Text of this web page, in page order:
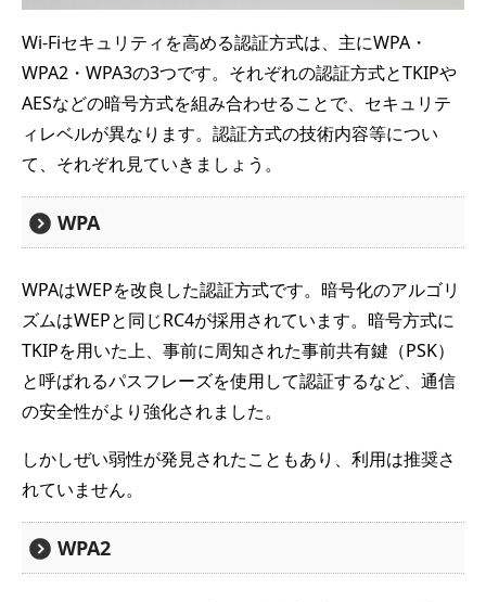
Wi-Fiセキュリティを高める認証方式は、主にWPA・
WPA2・WPA3の3つです。それぞれの認証方式とTKIPや
AESなどの暗号方式を組み合わせることで、セキュリテ
ィレベルが異なります。認証方式の技術内容等につい
て、それぞれ見ていきましょう。
WPA
WPAはWEPを改良した認証方式です。暗号化のアルゴリ
ズムはWEPと同じRC4が採用されています。暗号方式に
TKIPを用いた上、事前に周知された事前共有鍵（PSK）
と呼ばれるパスフレーズを使用して認証するなど、通信
の安全性がより強化されました。
しかしぜい弱性が発見されたこともあり、利用は推奨さ
れていません。
WPA2